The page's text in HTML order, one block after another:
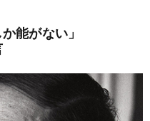
能がない」